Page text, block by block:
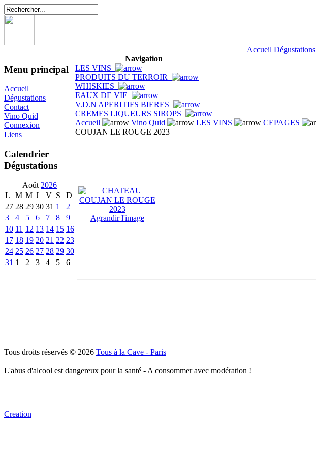
Accueil Dégustations
Menu principal
Accueil
Dégustations
Contact
Vino Quid
Connexion
Liens
Calendrier
Dégustations
Août 2026
L
M M J V S
D
27 28 29 30 31 1
2
3
4 5 6 7 8
9
10 11 12 13 14 15 16
17 18 19 20 21 22 23
24 25 26 27 28 29 30
31 1 2 3 4 5 6
Navigation
LES VINS
PRODUITS DU TERROIR
WHISKIES
EAUX DE VIE
V.D.N APERITIFS BIERES
CREMES LIQUEURS SIROPS
Accueil
Vino Quid LES VINS CEPAGES
COUJAN LE ROUGE 2023
Agrandir l'image
Tous droits réservés © 2026 Tous à la Cave - Paris
L'abus d'alcool est dangereux pour la santé - A consommer avec modération !
Creation